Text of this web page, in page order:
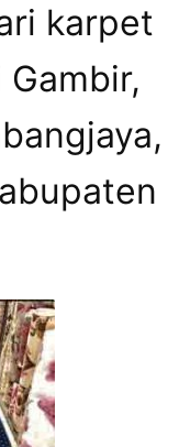
karpet